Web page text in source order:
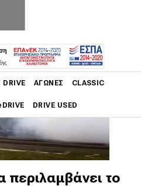
DRIVE ΑΓΏΝΕΣ CLASSIC
DRIVE USED
περιλαμβάνει το